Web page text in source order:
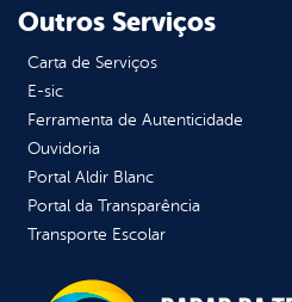
Outros Serviços
Carta de Serviços
E-sic
Ferramenta de Autenticidade
Ouvidoria
Portal Aldir Blanc
Portal da Transparência
Transporte Escolar